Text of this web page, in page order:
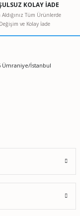
KOLAY İADE
Aldığınız Tüm Ürünlerde
Değişim ve Kolay İade
Ümraniye/İstanbul